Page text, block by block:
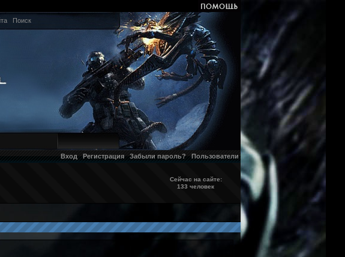
Поиск
Вход Регистрация Забыли пароль? Пользователи
Сейчас на сайте:
133 человек